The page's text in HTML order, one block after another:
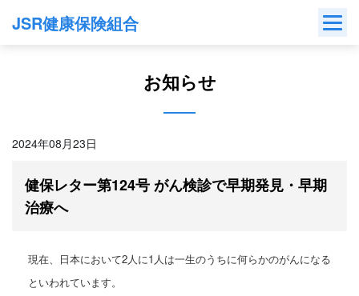
JSR健康保険組合
お知らせ
2024年08月23日
健保レター第124号 がん検診で早期発見・早期
治療へ
現在、日本において2人に1人は一生のうちに何らかのがんになる
といわれています。